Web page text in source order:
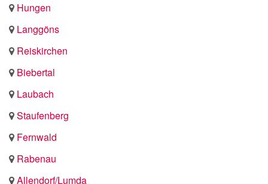
Hungen
Langgöns
Reiskirchen
Biebertal
Laubach
Staufenberg
Fernwald
Rabenau
Allendorf/Lumda